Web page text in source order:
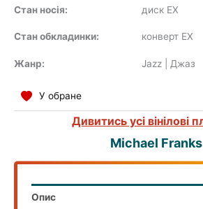
Стан носія: диск EX
Стан обкладинки: конверт EX
Жанр: Jazz | Джаз
У обране
Дивитись усі вінілові
Michael Franks
Опис
COMPILATION